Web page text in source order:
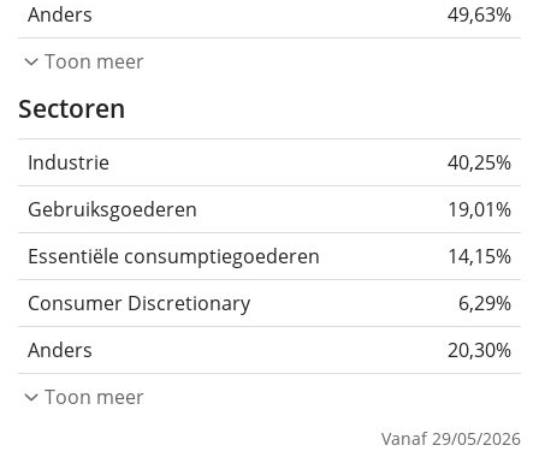
Anders
49,63%
Toon meer
Sectoren
Industrie
40,25%
Gebruiksgoederen
19,01%
Essentiële consumptiegoederen
14,15%
Consumer Discretionary
6,29%
Anders
20,30%
Toon meer
Vanaf 29/05/2026